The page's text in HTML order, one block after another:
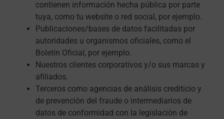
contienen información hecha pública por parte
tuya, como tu website o red social, por ejemplo.
Publicaciones/bases de datos facilitadas por
autoridades u organismos oficiales, como el
Boletín Oficial, por ejemplo.
Nuestros clientes corporativos y/o sus marcas y
afiliados.
Terceros como agencias de análisis crediticio y
de prevención del fraude o intermediarios de
datos de conformidad con la legislación de